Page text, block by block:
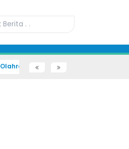
Olahraga Sains dan Teknologi